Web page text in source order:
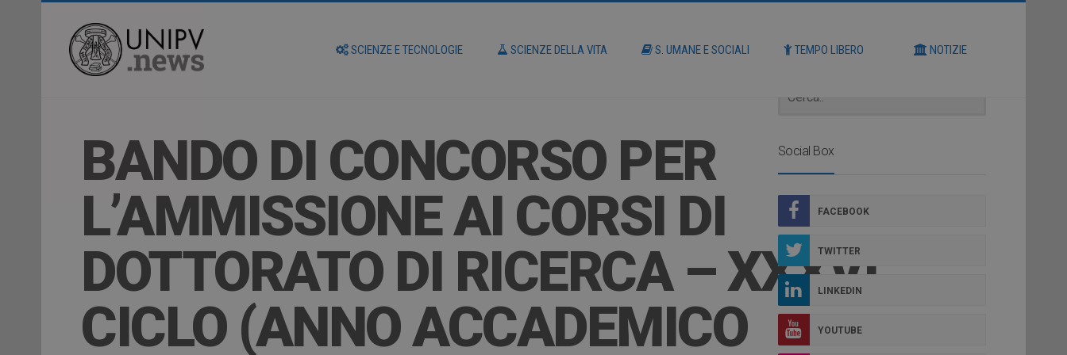
SCIENZE E TECNOLOGIE SCIENZE DELLA VITA S. UMANE E SOCIALI TEMPO LIBERO NOTIZIE
BANDO DI CONCORSO PER
L’AMMISSIONE AI CORSI DI
DOTTORATO DI RICERCA – XXXVI
CICLO (ANNO ACCADEMICO
Social Box
FACEBOOK
TWITTER
LINKEDIN
YOUTUBE